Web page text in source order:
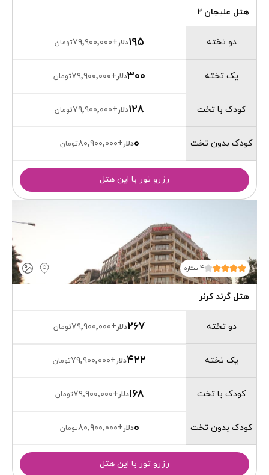
هتل علیجان 2
دو تخته
یک تخته
کودک با تخت
کودک بدون تخت
۱۹۵دلار+۷۹٬۹۰۰٬۰۰۰تومان
۳۰۰دلار+۷۹٬۹۰۰٬۰۰۰تومان
۱۲۸دلار+۷۹٬۹۰۰٬۰۰۰تومان
0دلار+۸۰٬۹۰۰٬۰۰۰تومان
رزرو تور با این هتل
4 ستاره
هتل گرند کرنر
دو تخته
یک تخته
کودک با تخت
کودک بدون تخت
۲۶۷دلار+۷۹٬۹۰۰٬۰۰۰تومان
۴۲۲دلار+۷۹٬۹۰۰٬۰۰۰تومان
۱۶۸دلار+۷۹٬۹۰۰٬۰۰۰تومان
0دلار+۸۰٬۹۰۰٬۰۰۰تومان
رزرو تور با این هتل